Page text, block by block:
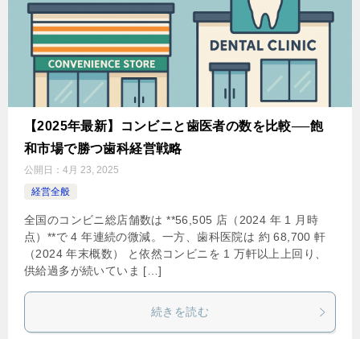
【2025年最新】コンビニと歯医者の数を比較──飽
和市場で勝つ歯科経営戦略
公開日： 4月 23, 2025
経営全般
全国のコンビニ総店舗数は **56,505 店（2024 年 1 月時
点）**で 4 年連続の微減。一方、歯科医院は 約 68,700 軒
（2024 年末概数） と依然コンビニを 1 万軒以上上回り、
供給過多が続いていま […]
続きを読む